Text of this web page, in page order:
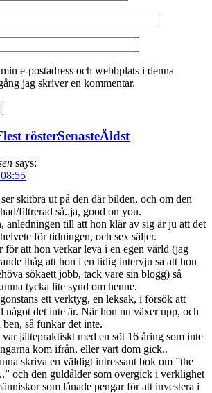
e-postadress och webbplats i denna
jag skriver en kommentar.
rösterSenasteÄldst
says:
skitbra ut på den där bilden, och om den
filtrerad så..ja, good on you.
anledningen till att hon klär av sig är ju att det
för tidningen, och sex säljer.
för att hon verkar leva i en egen värld (jag
ihåg att hon i en tidig intervju sa att hon
sökaett jobb, tack vare sin blogg) så
tycka lite synd om henne.
ett verktyg, en leksak, i försök att
något det inte är. När hon nu växer upp, och
ben, så funkar det inte.
jättepraktiskt med en söt 16 åring som inte
kom ifrån, eller vart dom gick..
skriva en väldigt intressant bok om ”the
och den guldålder som övergick i verklighet
som lånade pengar för att investera i